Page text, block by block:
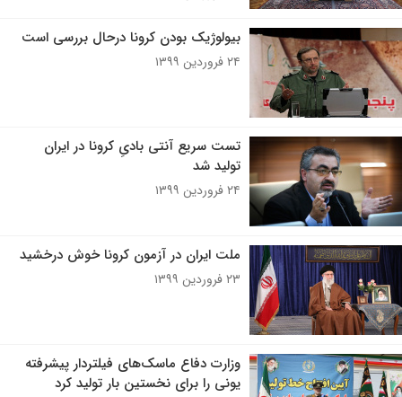
بیولوژیک بودن کرونا درحال بررسی است
۲۴ فروردین ۱۳۹۹
تست سریع آنتی بادیِ کرونا در ایران
تولید شد
۲۴ فروردین ۱۳۹۹
ملت ایران در آزمون کرونا خوش درخشید
۲۳ فروردین ۱۳۹۹
وزارت دفاع ‌ماسک‌های فیلتردار پیشرفته
یونی ‌را برای نخستین بار ‌تولید کرد